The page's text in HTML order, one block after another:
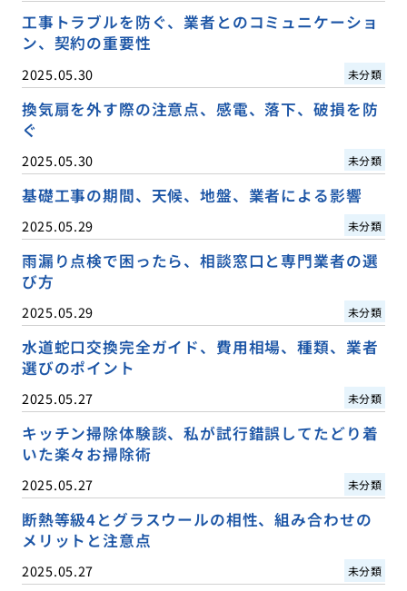
工事トラブルを防ぐ、業者とのコミュニケーショ
ン、契約の重要性
2025.05.30 未分類
換気扇を外す際の注意点、感電、落下、破損を防
ぐ
2025.05.30 未分類
基礎工事の期間、天候、地盤、業者による影響
2025.05.29 未分類
雨漏り点検で困ったら、相談窓口と専門業者の選
び方
2025.05.29 未分類
水道蛇口交換完全ガイド、費用相場、種類、業者
選びのポイント
2025.05.27 未分類
キッチン掃除体験談、私が試行錯誤してたどり着
いた楽々お掃除術
2025.05.27 未分類
断熱等級4とグラスウールの相性、組み合わせの
メリットと注意点
2025.05.27 未分類